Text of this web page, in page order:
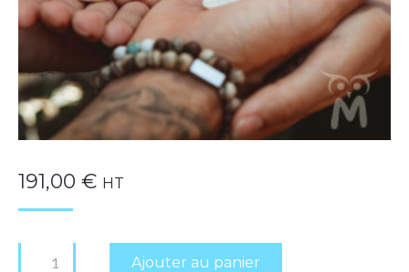
191,00 € HT
quantité
Ajouter au panier